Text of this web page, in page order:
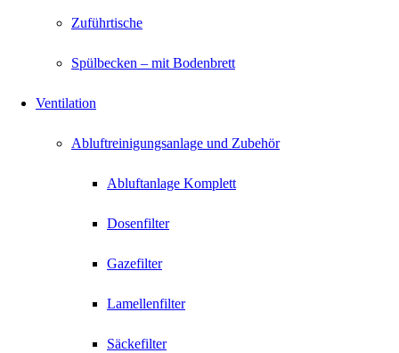
Zuführtische
Spülbecken – mit Bodenbrett
Ventilation
Abluftreinigungsanlage und Zubehör
Abluftanlage Komplett
Dosenfilter
Gazefilter
Lamellenfilter
Säckefilter